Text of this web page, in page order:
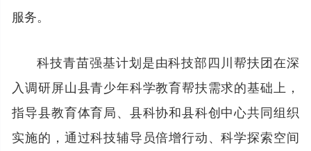
服务。
科技青苗强基计划是由科技部四川帮扶团在深
入调研屏山县青少年科学教育帮扶需求的基础上，
指导县教育体育局、县科协和县科创中心共同组织
实施的，通过科技辅导员倍增行动、科学探索空间